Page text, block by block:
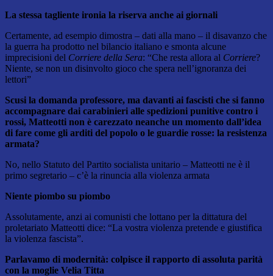
La stessa tagliente ironia la riserva anche ai giornali
Certamente, ad esempio dimostra – dati alla mano – il disavanzo che
la guerra ha prodotto nel bilancio italiano e smonta alcune
imprecisioni del Corriere della Sera: “Che resta allora al Corriere?
Niente, se non un disinvolto gioco che spera nell’ignoranza dei
lettori”
Scusi la domanda professore, ma davanti ai fascisti che si fanno
accompagnare dai carabinieri alle spedizioni punitive contro i
rossi, Matteotti non è carezzato neanche un momento dall’idea
di fare come gli arditi del popolo o le guardie rosse: la resistenza
armata?
No, nello Statuto del Partito socialista unitario – Matteotti ne è il
primo segretario – c’è la rinuncia alla violenza armata
Niente piombo su piombo
Assolutamente, anzi ai comunisti che lottano per la dittatura del
proletariato Matteotti dice: “La vostra violenza pretende e giustifica
la violenza fascista”.
Parlavamo di modernità: colpisce il rapporto di assoluta parità
con la moglie Velia Titta